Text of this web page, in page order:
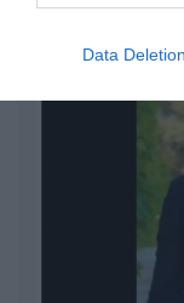
Data Deletion
Argumentos